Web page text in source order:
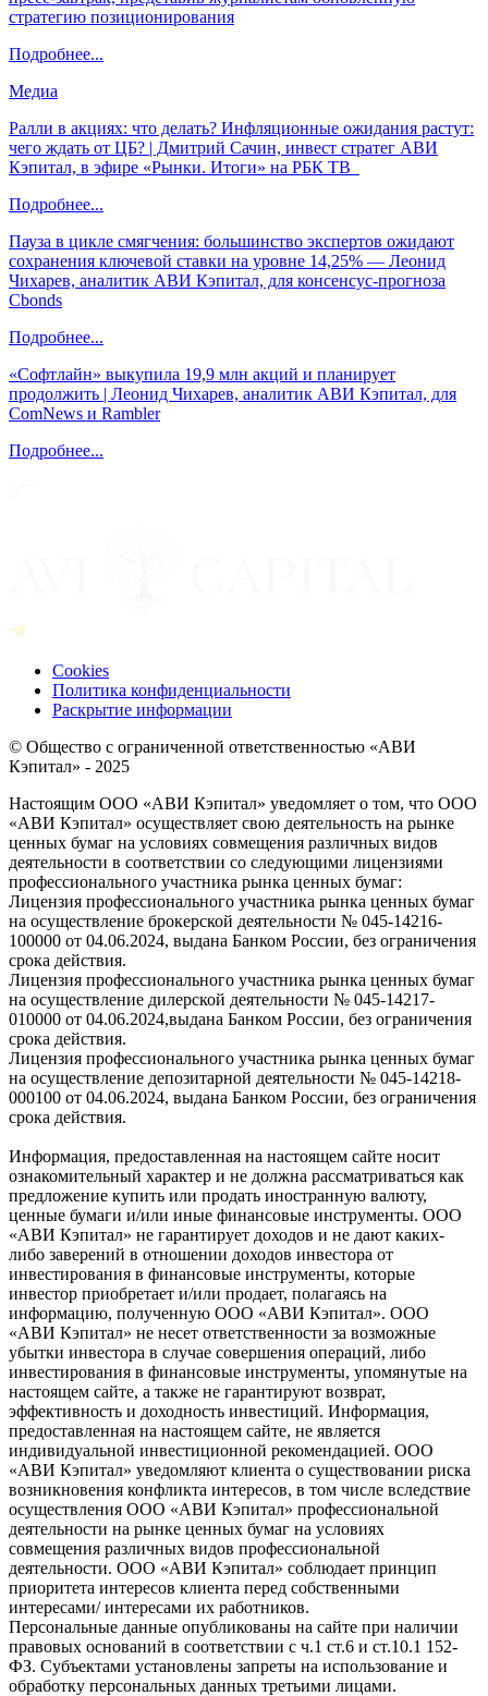
стратегию позиционирования
Подробнее...
Медиа
Ралли в акциях: что делать? Инфляционные ожидания растут:
чего ждать от ЦБ? | Дмитрий Сачин, инвест стратег АВИ
Кэпитал, в эфире «Рынки. Итоги» на РБК ТВ
Подробнее...
Пауза в цикле смягчения: большинство экспертов ожидают
сохранения ключевой ставки на уровне 14,25% — Леонид
Чихарев, аналитик АВИ Кэпитал, для консенсус-прогноза
Cbonds
Подробнее...
«Софтлайн» выкупила 19,9 млн акций и планирует
продолжить | Леонид Чихарев, аналитик АВИ Кэпитал, для
ComNews и Rambler
Подробнее...
Cookies
Политика конфиденциальности
Раскрытие информации
© Общество с ограниченной ответственностью «АВИ
Кэпитал» - 2025
Настоящим ООО «АВИ Кэпитал» уведомляет о том, что ООО
«АВИ Кэпитал» осуществляет свою деятельность на рынке
ценных бумаг на условиях совмещения различных видов
деятельности в соответствии со следующими лицензиями
профессионального участника рынка ценных бумаг:
Лицензия профессионального участника рынка ценных бумаг
на осуществление брокерской деятельности № 045-14216-
100000 от 04.06.2024, выдана Банком России, без ограничения
срока действия.
Лицензия профессионального участника рынка ценных бумаг
на осуществление дилерской деятельности № 045-14217-
010000 от 04.06.2024,выдана Банком России, без ограничения
срока действия.
Лицензия профессионального участника рынка ценных бумаг
на осуществление депозитарной деятельности № 045-14218-
000100 от 04.06.2024, выдана Банком России, без ограничения
срока действия.
Информация, предоставленная на настоящем сайте носит
ознакомительный характер и не должна рассматриваться как
предложение купить или продать иностранную валюту,
ценные бумаги и/или иные финансовые инструменты. ООО
«АВИ Кэпитал» не гарантирует доходов и не дают каких-
либо заверений в отношении доходов инвестора от
инвестирования в финансовые инструменты, которые
инвестор приобретает и/или продает, полагаясь на
информацию, полученную ООО «АВИ Кэпитал». ООО
«АВИ Кэпитал» не несет ответственности за возможные
убытки инвестора в случае совершения операций, либо
инвестирования в финансовые инструменты, упомянутые на
настоящем сайте, а также не гарантируют возврат,
эффективность и доходность инвестиций. Информация,
предоставленная на настоящем сайте, не является
индивидуальной инвестиционной рекомендацией. ООО
«АВИ Кэпитал» уведомляют клиента о существовании риска
возникновения конфликта интересов, в том числе вследствие
осуществления ООО «АВИ Кэпитал» профессиональной
деятельности на рынке ценных бумаг на условиях
совмещения различных видов профессиональной
деятельности. ООО «АВИ Кэпитал» соблюдает принцип
приоритета интересов клиента перед собственными
интересами/ интересами их работников.
Персональные данные опубликованы на сайте при наличии
правовых оснований в соответствии с ч.1 ст.6 и ст.10.1 152-
ФЗ. Субъектами установлены запреты на использование и
обработку персональных данных третьими лицами.